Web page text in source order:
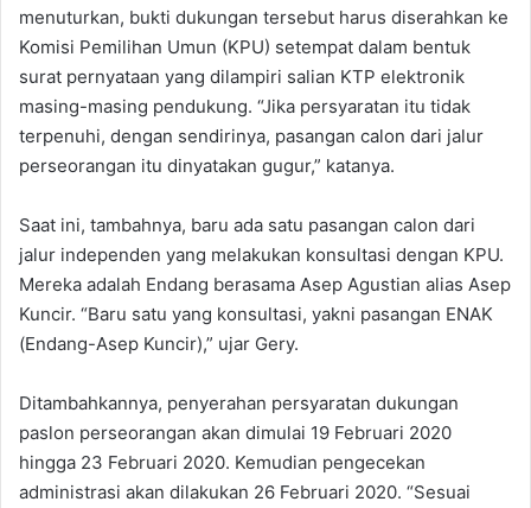
menuturkan, bukti dukungan tersebut harus diserahkan ke
Komisi Pemilihan Umun (KPU) setempat dalam bentuk
surat pernyataan yang dilampiri salian KTP elektronik
masing-masing pendukung. “Jika persyaratan itu tidak
terpenuhi, dengan sendirinya, pasangan calon dari jalur
perseorangan itu dinyatakan gugur,” katanya.
Saat ini, tambahnya, baru ada satu pasangan calon dari
jalur independen yang melakukan konsultasi dengan KPU.
Mereka adalah Endang berasama Asep Agustian alias Asep
Kuncir. “Baru satu yang konsultasi, yakni pasangan ENAK
(Endang-Asep Kuncir),” ujar Gery.
Ditambahkannya, penyerahan persyaratan dukungan
paslon perseorangan akan dimulai 19 Februari 2020
hingga 23 Februari 2020. Kemudian pengecekan
administrasi akan dilakukan 26 Februari 2020. “Sesuai